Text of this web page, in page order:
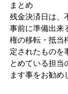
まとめ
残金決済日は、
事前に準備出来
権の移転・抵当
定されたものを
とめている担当
ます事をお勧め